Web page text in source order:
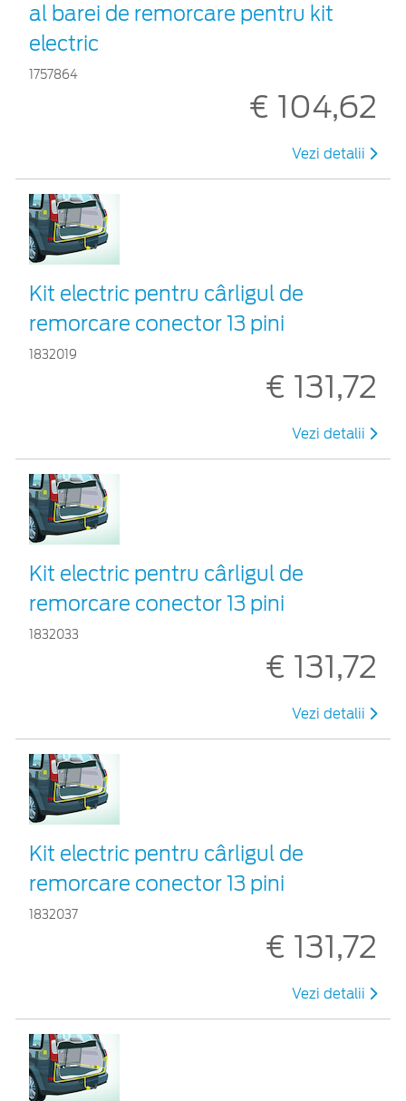
al barei de remorcare pentru kit
electric
1757864
€ 104,62
Vezi detalii
Kit electric pentru cârligul de
remorcare conector 13 pini
1832019
€ 131,72
Vezi detalii
Kit electric pentru cârligul de
remorcare conector 13 pini
1832033
€ 131,72
Vezi detalii
Kit electric pentru cârligul de
remorcare conector 13 pini
1832037
€ 131,72
Vezi detalii